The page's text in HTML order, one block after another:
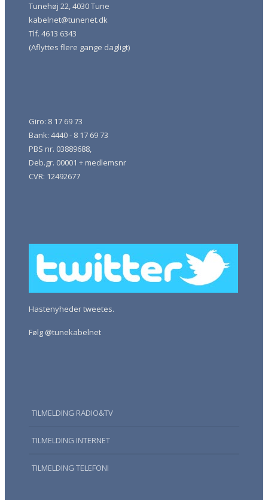
Tunehøj 22, 4030 Tune
kabelnet@tunenet.dk
Tlf. 4613 6343
(Aflyttes flere gange dagligt)
Giro: 8 17 69 73
Bank: 4440 - 8 17 69 73
PBS nr. 03889688,
Deb.gr. 00001 + medlemsnr
CVR: 12492677
Hastenyheder tweetes.
Følg @tunekabelnet
TILMELDING RADIO&TV
TILMELDING INTERNET
TILMELDING TELEFONI